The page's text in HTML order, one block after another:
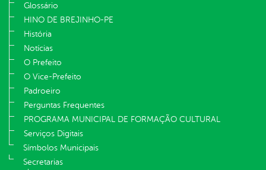
Glossário
HINO DE BREJINHO-PE
História
Notícias
O Prefeito
O Vice-Prefeito
Padroeiro
Perguntas Frequentes
PROGRAMA MUNICIPAL DE FORMAÇÃO CULTURAL
Serviços Digitais
Símbolos Municipais
Secretarias